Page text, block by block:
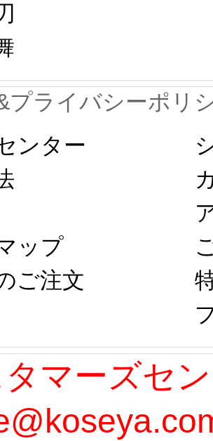
場生産
止いた
2月5日
注文
日か
レ制
予定と
。 ...
プレ
新春
字半
第二
たし
ル期
まで
プライバシーポリ
ンター
ップ
ご注文
タマーズセ